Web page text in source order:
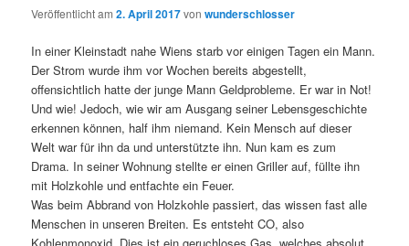
Veröffentlicht am2. April 2017vonwunderschlosser
In einer Kleinstadt nahe Wiens starb vor einigen Tagen ein Mann.
Der Strom wurde ihm vor Wochen bereits abgestellt,
offensichtlich hatte der junge Mann Geldprobleme. Er war in Not!
Und wie! Jedoch, wie wir am Ausgang seiner Lebensgeschichte
erkennen können, half ihm niemand. Kein Mensch auf dieser
Welt war für ihn da und unterstützte ihn. Nun kam es zum
Drama. In seiner Wohnung stellte er einen Griller auf, füllte ihn
mit Holzkohle und entfachte ein Feuer.
Was beim Abbrand von Holzkohle passiert, das wissen fast alle
Menschen in unseren Breiten. Es entsteht CO, also